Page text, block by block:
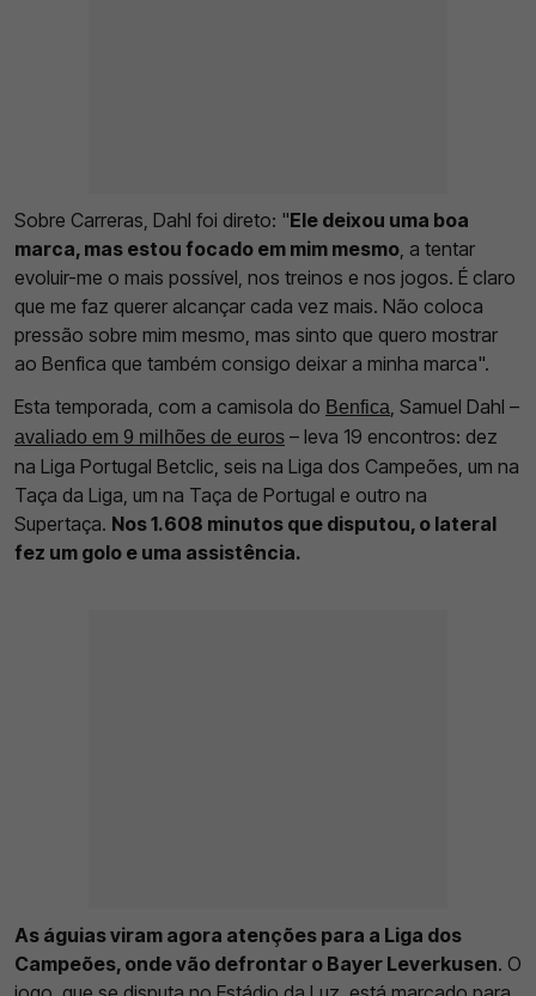
Sobre Carreras, Dahl foi direto: "Ele deixou uma boa
marca, mas estou focado em mim mesmo, a tentar
evoluir-me o mais possível, nos treinos e nos jogos. É claro
que me faz querer alcançar cada vez mais. Não coloca
pressão sobre mim mesmo, mas sinto que quero mostrar
ao Benfica que também consigo deixar a minha marca".
Esta temporada, com a camisola do Benfica, Samuel Dahl –
avaliado em 9 milhões de euros – leva 19 encontros: dez
na Liga Portugal Betclic, seis na Liga dos Campeões, um na
Taça da Liga, um na Taça de Portugal e outro na
Supertaça. Nos 1.608 minutos que disputou, o lateral
fez um golo e uma assistência.
As águias viram agora atenções para a Liga dos
Campeões, onde vão defrontar o Bayer Leverkusen. O